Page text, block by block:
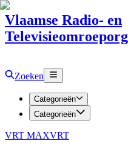
Vlaamse Radio- en
Zoeken
Categorieën
Categorieën
VRT MAXVRT